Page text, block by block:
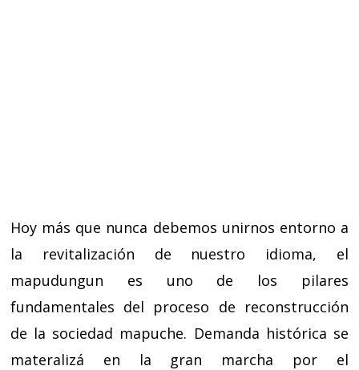
Hoy más que nunca debemos unirnos entorno a
la revitalización de nuestro idioma, el
mapudungun es uno de los pilares
fundamentales del proceso de reconstrucción
de la sociedad mapuche. Demanda histórica se
materalizá en la gran marcha por el